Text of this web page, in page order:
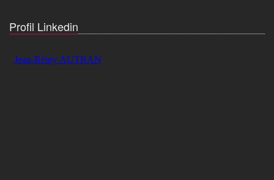
Profil Linkedin